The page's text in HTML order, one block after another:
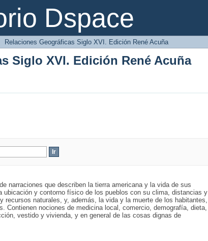
Dspace
Siglo XVI. Edición René Acuña
Relaciones Geográficas Siglo XVI. Edición René Acuña
Siglo XVI. Edición René Acuña
narraciones que describen la tierra americana y la vida de sus
ubicación y contorno físico de los pueblos con su clima, distancias y
recursos naturales, y, además, la vida y la muerte de los habitantes,
Contienen nociones de medicina local, comercio, demografía, dieta,
vestido y vivienda, y en general de las cosas dignas de